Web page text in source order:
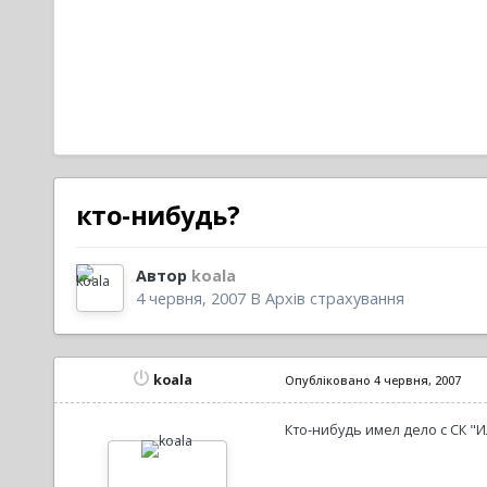
кто-нибудь?
Автор koala
4 червня, 2007В Архів страхування
koala Опубліковано 4 червня, 2007
Кто-нибудь имел дело с СК